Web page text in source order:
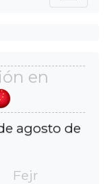
en
agosto de
Fejr